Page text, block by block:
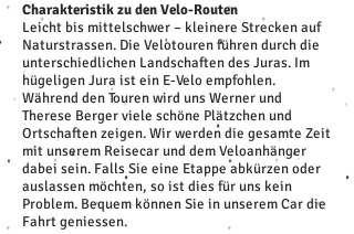
Charakteristik zu den Velo-Routen
Leicht bis mittelschwer – kleinere Strecken auf
Naturstrassen. Die Velotouren führen durch die
unterschiedlichen Landschaften des Juras. Im
hügeligen Jura ist ein E-Velo empfohlen.
Während den Touren wird uns Werner und
Therese Berger viele schöne Plätzchen und
Ortschaften zeigen. Wir werden die gesamte Zeit
mit unserem Reisecar und dem Veloanhänger
dabei sein. Falls Sie eine Etappe abkürzen oder
auslassen möchten, so ist dies für uns kein
Problem. Bequem können Sie in unserem Car die
Fahrt geniessen.